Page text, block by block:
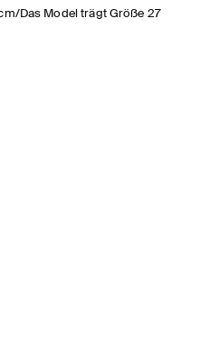
Das Model trägt Größe 27